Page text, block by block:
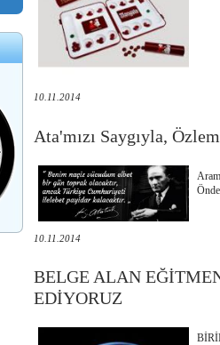
10.11.2014
Ata'mızı Saygıyla,
10.11.2014
BELGE ALAN
EDİYORUZ